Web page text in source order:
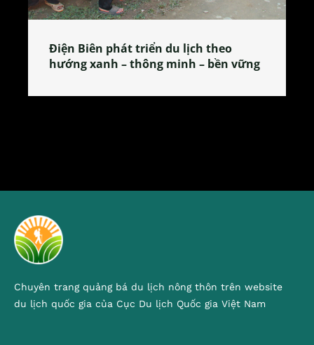
vững
Làng làm bánh tẻ Phú Nhi – nơi lan
tỏa đặc sản xứ Đoài
Chuyên trang quảng bá du lịch nông thôn trên website
du lịch quốc gia của Cục Du lịch Quốc gia Việt Nam